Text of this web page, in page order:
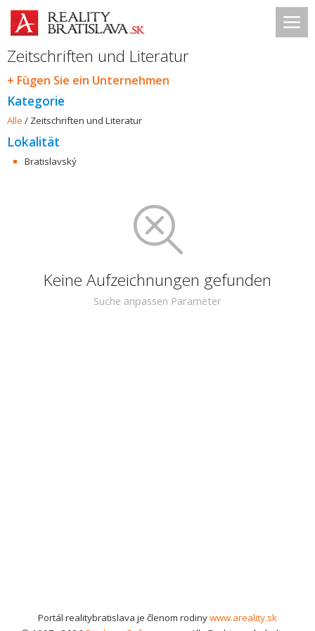
Zeitschriften und Literatur
+ Fügen Sie ein Unternehmen
Kategorie
Alle / Zeitschriften und Literatur
Lokalität
Bratislavský
Keine Aufzeichnungen gefunden
Suche anpassen Parameter
Portál realitybratislava je členom rodinywww.areality.sk